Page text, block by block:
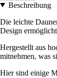
Beschreibung
Die leichte
Design
Hergestellt aus
mitnehmen, was
Hier sind einige